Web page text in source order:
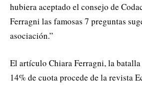
hubiera aceptado el consejo de
Ferragni las famosas 7 preguntas
asociación.”
El artículo Chiara Ferragni, la
14% de cuota procede de la revista